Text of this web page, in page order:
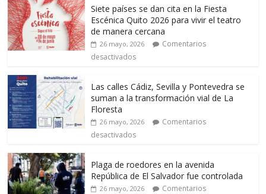
Siete países se dan cita en la Fiesta
Escénica Quito 2026 para vivir el teatro
de manera cercana
26 mayo, 2026
Comentarios
desactivados
Las calles Cádiz, Sevilla y Pontevedra se
suman a la transformación vial de La
Floresta
26 mayo, 2026
Comentarios
desactivados
Plaga de roedores en la avenida
República de El Salvador fue controlada
26 mayo, 2026
Comentarios